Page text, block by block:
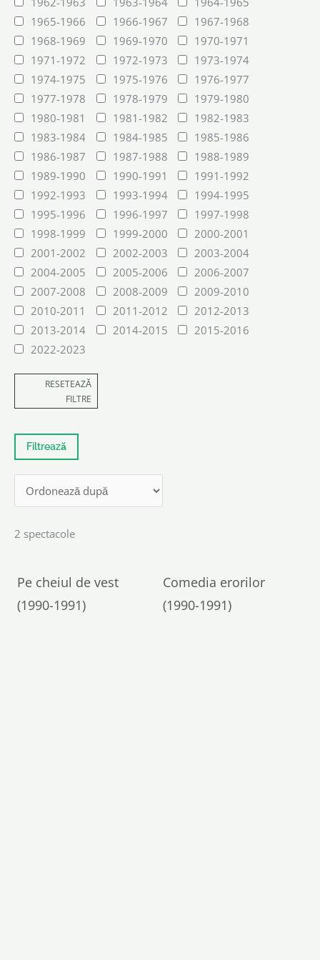
1965-1966
1966-1967
1967-1968
1968-1969
1969-1970
1970-1971
1971-1972
1972-1973
1973-1974
1974-1975
1975-1976
1976-1977
1977-1978
1978-1979
1979-1980
1980-1981
1981-1982
1982-1983
1983-1984
1984-1985
1985-1986
1986-1987
1987-1988
1988-1989
1989-1990
1990-1991
1991-1992
1992-1993
1993-1994
1994-1995
1995-1996
1996-1997
1997-1998
1998-1999
1999-2000
2000-2001
2001-2002
2002-2003
2003-2004
2004-2005
2005-2006
2006-2007
2007-2008
2008-2009
2009-2010
2010-2011
2011-2012
2012-2013
2013-2014
2014-2015
2015-2016
2022-2023
RESETEAZĂ
FILTRE
2 spectacole
Pe cheiul de vest
(1990-1991)
Comedia erorilor
(1990-1991)